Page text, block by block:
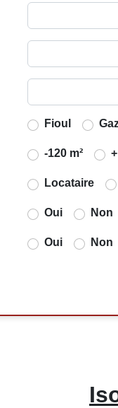
Fioul
-120 m²
Locataire
Oui Non
Oui Non